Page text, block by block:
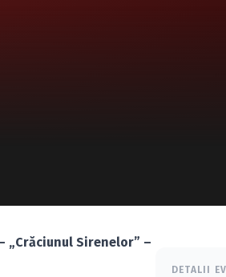
„Crăciunul Sirenelor” –
DETALII